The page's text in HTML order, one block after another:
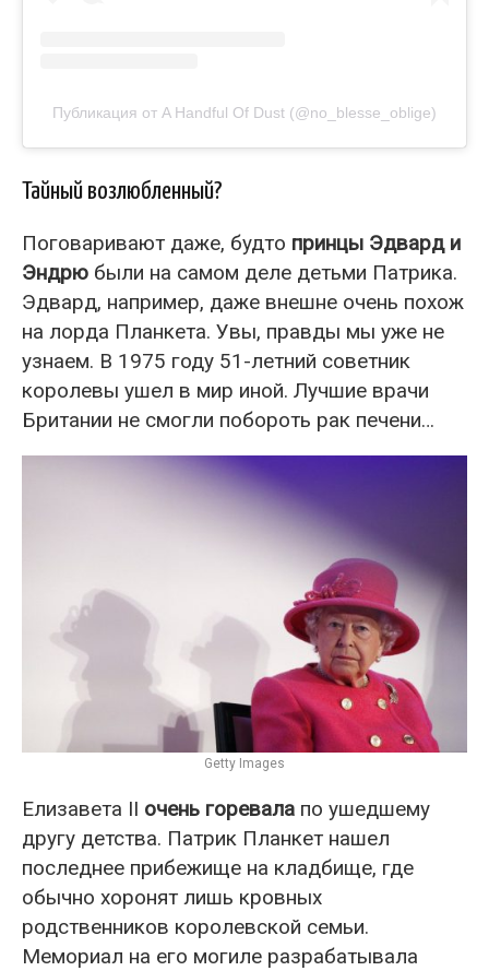
Публикация от A Handful Of Dust (@no_blesse_oblige)
Тайный возлюбленный?
Поговаривают даже, будто принцы Эдвард и
Эндрю были на самом деле детьми Патрика.
Эдвард, например, даже внешне очень похож
на лорда Планкета. Увы, правды мы уже не
узнаем. В 1975 году 51-летний советник
королевы ушел в мир иной. Лучшие врачи
Британии не смогли побороть рак печени…
Getty Images
Елизавета II очень горевала по ушедшему
другу детства. Патрик Планкет нашел
последнее прибежище на кладбище, где
обычно хоронят лишь кровных
родственников королевской семьи.
Мемориал на его могиле разрабатывала